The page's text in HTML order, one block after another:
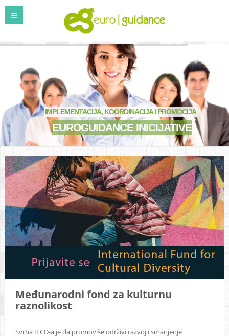
IMPLEMENTACIJA, KOORDINACIJA I PROMOCIJA
EUROGUIDANCE INICIJATIVE
Međunarodni fond za kulturnu
raznolikost
Svrha IFCD-a je da promoviše održivi razvoj i smanjenje